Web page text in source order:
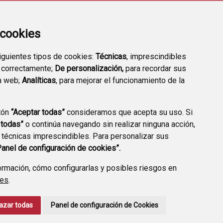
tipos de cookies: Técnicas, imprescindibles
De personalización, para recordar sus
web; Analíticas, para mejorar el funcionamiento de la
“Aceptar todas” consideramos que acepta su uso. Si
o continúa navegando sin realizar ninguna acción,
imprescindibles. Para personalizar sus
de configuración de cookies”.
cómo configurarlas y posibles riesgos en
.
todas Panel de configuración de Cookies
TRANSPARENCIA FARMACIAS DE GUARDIA